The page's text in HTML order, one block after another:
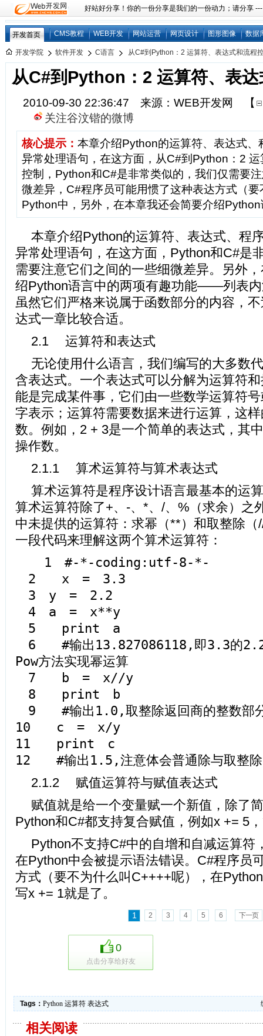
好站好分享！你的一份分享是我们的一份动力；请分享
开发首页 CMS教程 WEB开发 网站运营 网页设计 图形图像 数据
开发学院 软件开发 C语言 从C#到Python：2 运算符、表达式和流程
从C#到Python：2 运算符、表
2010-09-30 22:36:47 来源：WEB开发网
【
关注谷汶锴的微博
核心提示： 本章介绍Python的运算符、表达式、
异常处理语句，在这方面，从C#到Python：2
控制，Python和C#是非常类似的，我们仅需要
微差异，C#程序员可能用惯了这种表达方式（
Python中，另外，在本章我还会简要介绍
本章介绍Python的运算符、表达式、程
异常处理语句，在这方面，Python和C#是
需要注意它们之间的一些细微差异。另外
绍Python语言中的两项有趣功能——列表
虽然它们严格来说属于函数部分的内容，
达式一章比较合适。
2.1 运算符和表达式
无论使用什么语言，我们编写的大多数
含表达式。一个表达式可以分解为运算符
能是完成某件事，它们由一些数学运算符
字表示；运算符需要数据来进行运算，这
数。例如，2 + 3是一个简单的表达式，其
操作数。
2.1.1 算术运算符与算术表达式
算术运算符是程序设计语言最基本的运
算术运算符除了+、-、*、/、%（求余）之
中未提供的运算符：求幂（**）和取整除
一段代码来理解这两个算术运算符：
1 #-*-coding:utf-8-*-
2 x = 3.3
3 y = 2.2
4 a = x**y
5 print a
6 #输出13.827086118,即3.3的2.2
Pow方法实现幂运算
7 b = x//y
8 print b
9 #输出1.0,取整除返回商的整数部
10 c = x/y
11 print c
12 #输出1.5,注意体会普通除与取整除
2.1.2 赋值运算符与赋值表达式
赋值就是给一个变量赋一个新值，除了
Python和C#都支持复合赋值，例如x += 5
Python不支持C#中的自增和自减运算符
在Python中会被提示语法错误。C#程序员
方式（要不为什么叫C++++呢），在
写x += 1就是了。
1 2 3 4 5 6 下一页
0
点击分享给好友
Tags： Python 运算符 表达式
相关阅读